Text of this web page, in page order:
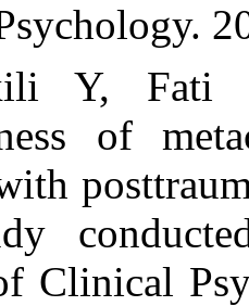
Vakili
with
study
of